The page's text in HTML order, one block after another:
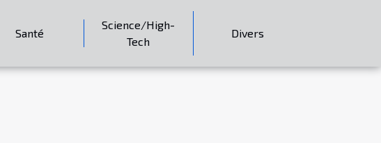
Santé
Science/High-
Tech
Divers